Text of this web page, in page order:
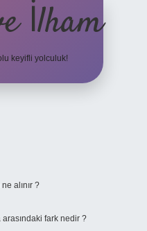
İlham
keyifli yolculuk!
alınır ?
arasındaki fark nedir ?